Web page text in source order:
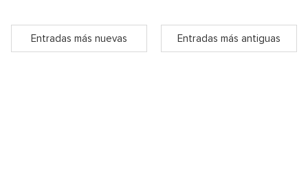
Entradas más nuevas Entradas más antiguas